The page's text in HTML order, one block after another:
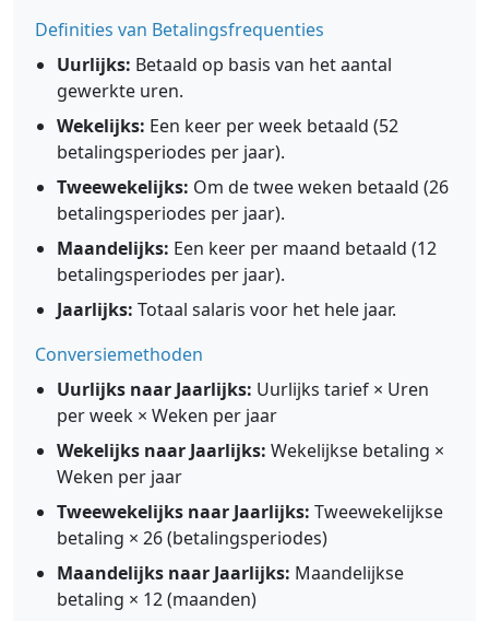
Definities van Betalingsfrequenties
Uurlijks: Betaald op basis van het aantal
gewerkte uren.
Wekelijks: Een keer per week betaald (52
betalingsperiodes per jaar).
Tweewekelijks: Om de twee weken betaald (26
betalingsperiodes per jaar).
Maandelijks: Een keer per maand betaald (12
betalingsperiodes per jaar).
Jaarlijks: Totaal salaris voor het hele jaar.
Conversiemethoden
Uurlijks naar Jaarlijks: Uurlijks tarief × Uren
per week × Weken per jaar
Wekelijks naar Jaarlijks: Wekelijkse betaling ×
Weken per jaar
Tweewekelijks naar Jaarlijks: Tweewekelijkse
betaling × 26 (betalingsperiodes)
Maandelijks naar Jaarlijks: Maandelijkse
betaling × 12 (maanden)